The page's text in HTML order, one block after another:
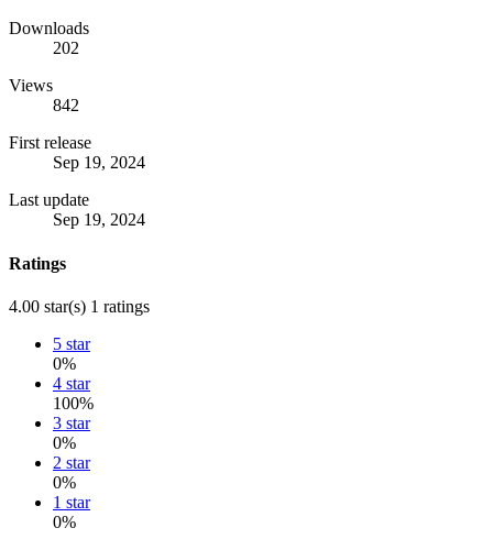
Downloads
202
Views
842
First release
Sep 19, 2024
Last update
Sep 19, 2024
Ratings
4.00 star(s) 1 ratings
5 star
0%
4 star
100%
3 star
0%
2 star
0%
1 star
0%